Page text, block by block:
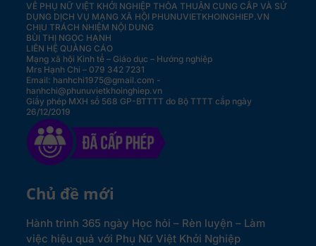
VỀ PHỤ NỮ VIỆT KHỞI NGHIỆPTHỎA THUẬN CUNG CẤP VÀ SỬ
DỤNG DỊCH VỤ MẠNG XÃ HỘI PHUNUVIETKHOINGHIEP.VN
CHỊU TRÁCH NHIỆM NỘI DUNG
BÙI THỊ NGỌC HẠNH
LIÊN HỆ QUẢNG CÁO
Mạng xã hội Kinh tế – Giáo dục – Hướng nghiệp
Mrs Hạnh Chi – 079 342 7231
Email: hanhchi1975@gmail.com -
hanhchi@phunuvietkhoinghiep.vn
Giấy phép MXH số 568 GP-BTTTT do Bộ TTTT cấp ngày
26/12/2019
Chủ đề mới
Hành trình 365 ngày Học hỏi – Rèn luyện – Làm
việc hiệu quả với Phụ Nữ Việt Khởi Nghiệp